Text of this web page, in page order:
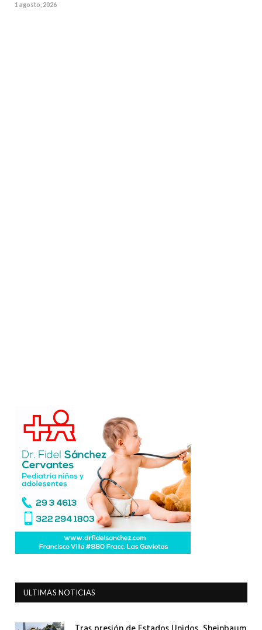
1 agosto, 2026
ULTIMAS NOTICIAS